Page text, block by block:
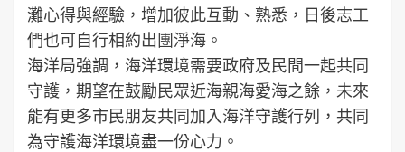
灘心得與經驗，增加彼此互動、熟悉，日後志工
們也可自行相約出團淨海。
海洋局強調，海洋環境需要政府及民間一起共同
守護，期望在鼓勵民眾近海親海愛海之餘，未來
能有更多市民朋友共同加入海洋守護行列，共同
為守護海洋環境盡一份心力。